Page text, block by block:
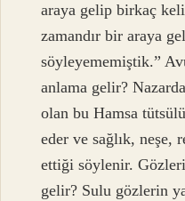
araya gelip birkaç
zamandır bir araya
söyleyememiştik.”
anlama gelir?
olan bu Hamsa
eder ve sağlık, neşe,
ettiği söylenir.
gelir? Sulu gözlerin